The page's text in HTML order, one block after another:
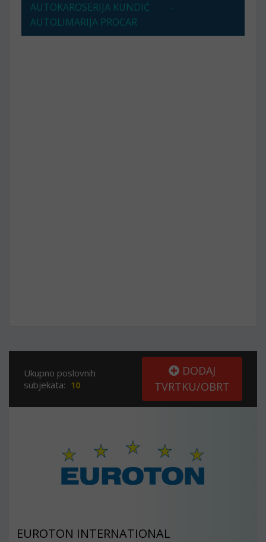
AUTOKAROSERIJA KUNDIĆ
-
AUTOLIMARIJA PROCAR
Ukupno poslovnih
subjekata: 10
DODAJ
TVRTKU/OBRT
EUROTON INTERNATIONAL